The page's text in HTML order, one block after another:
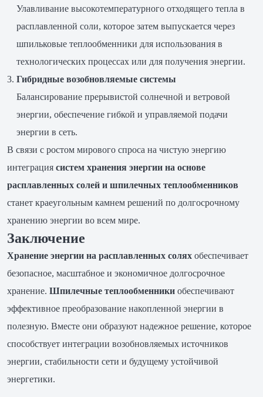
Улавливание высокотемпературного отходящего тепла в
расплавленной соли, которое затем выпускается через
шпильковые теплообменники для использования в
технологических процессах или для получения энергии.
Гибридные возобновляемые системы
Балансирование прерывистой солнечной и ветровой
энергии, обеспечение гибкой и управляемой подачи
энергии в сеть.
В связи с ростом мирового спроса на чистую энергию
интеграция систем хранения энергии на основе
расплавленных солей и шпилечных теплообменников
станет краеугольным камнем решений по долгосрочному
хранению энергии во всем мире.
Заключение
Хранение энергии на расплавленных соляхобеспечивает
безопасное, масштабное и экономичное долгосрочное
хранение. Шпилечные теплообменникиобеспечивают
эффективное преобразование накопленной энергии в
полезную. Вместе они образуют надежное решение, которое
способствует интеграции возобновляемых источников
энергии, стабильности сети и будущему устойчивой
энергетики.